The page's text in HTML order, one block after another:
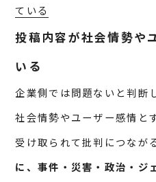
ている
投稿内容が社会情勢や
いる
企業側では問題ないと判断
社会情勢やユーザー感情と
受け取られて批判につなが
に、事件・災害・政治・ジ